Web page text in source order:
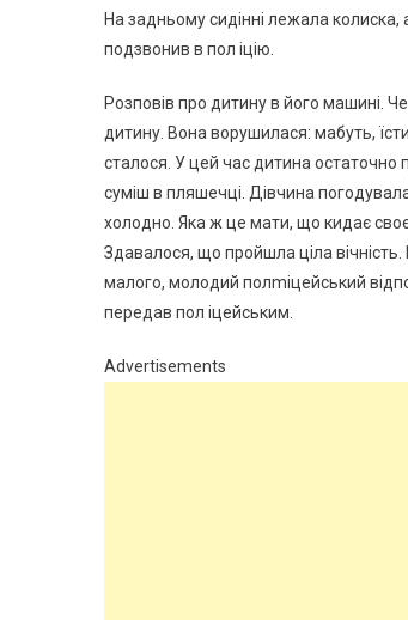
На задньому сидінні лежала
подзвонив в пол іцію.
Розповів про дитину в його машині.
дитину. Вона ворушилася: мабуть,
сталося. У цей час дитина
суміш в пляшечці. Дівчина
холодно. Яка ж це мати, що кидає
Здавалося, що пройшла ціла вічність.
малого, молодий полmіцейський
передав пол іцейським.
Advertisements